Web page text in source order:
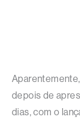
depois de
dias, com o